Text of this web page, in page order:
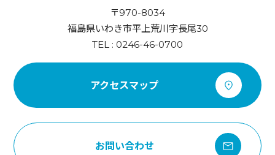
〒970-8034
福島県いわき市平上荒川字長尾30
TEL : 0246-46-0700
アクセスマップ
お問い合わせ